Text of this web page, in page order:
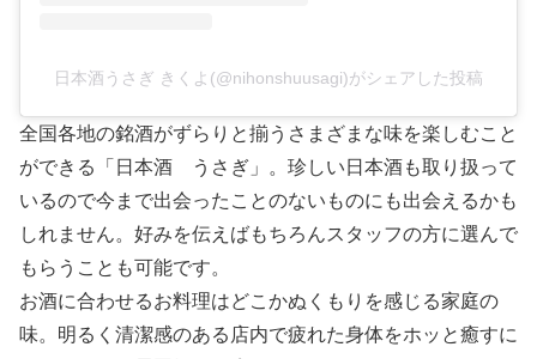
日本酒うさぎ きくよ(@nihonshuusagi)がシェアした投稿
全国各地の銘酒がずらりと揃うさまざまな味を楽しむこと
ができる「日本酒 うさぎ」。珍しい日本酒も取り扱って
いるので今まで出会ったことのないものにも出会えるかも
しれません。好みを伝えばもちろんスタッフの方に選んで
もらうことも可能です。
お酒に合わせるお料理はどこかぬくもりを感じる家庭の
味。明るく清潔感のある店内で疲れた身体をホッと癒すに